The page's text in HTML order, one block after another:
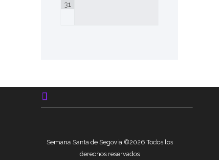
31
Semana Santa de Segovia ©2026 Todos los
derechos reservados